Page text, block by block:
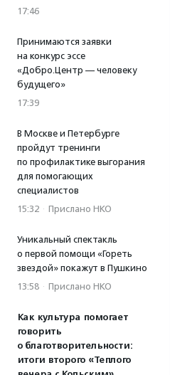
17:46
Принимаются заявки
на конкурс эссе
«Добро.Центр — человеку
будущего»
17:39
В Москве и Петербурге
пройдут тренинги
по профилактике выгорания
для помогающих
специалистов
15:32 · Прислано НКО
Уникальный спектакль
о первой помощи «Гореть
звездой» покажут в Пушкино
13:58 · Прислано НКО
Как культура помогает
говорить
о благотворительности:
итоги второго «Теплого